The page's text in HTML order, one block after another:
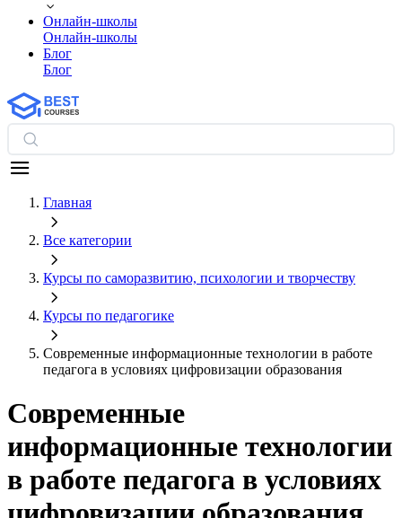
Онлайн-школы
Онлайн-школы
Блог
Блог
Главная
Все категории
Курсы по саморазвитию, психологии и творчеству
Курсы по педагогике
Современные информационные технологии в работе
педагога в условиях цифровизации образования
Современные
информационные технологии
в работе педагога в условиях